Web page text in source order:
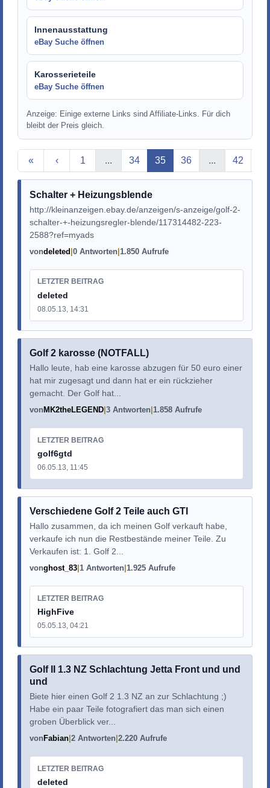
Innenausstattung
eBay Suche öffnen
Karosserieteile
eBay Suche öffnen
Anzeige: Einige externe Links sind Affiliate-Links. Für dich
bleibt der Preis gleich.
« ‹ 1 ... 34 Aktuelle Seite
35 36 ... 42
Schalter + Heizungsblende
http://kleinanzeigen.ebay.de/anzeigen/s-anzeige/golf-2-
schalter-+-heizungsregler-blende/117314482-223-
2588?ref=myads
vondeleted 0 Antworten 1.850 Aufrufe
LETZTER BEITRAG
deleted
08.05.13, 14:31
Golf 2 karosse (NOTFALL)
Hallo leute, hab eine karosse abzugen für 50 euro einer
hat mir zugesagt und dann hat er ein rückzieher
gemacht. Der Golf hat...
von MK2theLEGEND 3 Antworten 1.858 Aufrufe
LETZTER BEITRAG
golf6gtd
06.05.13, 11:45
Verschiedene Golf 2 Teile auch GTI
Hallo zusammen, da ich meinen Golf verkauft habe,
verkaufe ich nun die Restbestände meiner Teile. Zu
Verkaufen ist: 1. Golf 2...
vonghost_83 1 Antworten 1.925 Aufrufe
LETZTER BEITRAG
HighFive
05.05.13, 04:21
Golf II 1.3 NZ Schlachtung Jetta Front und und
und
Biete hier einen Golf 2 1.3 NZ an zur Schlachtung ;)
Habe ein paar Teile fotografiert das man sich einen
groben Überblick ver...
von Fabian 2 Antworten 2.220 Aufrufe
LETZTER BEITRAG
deleted